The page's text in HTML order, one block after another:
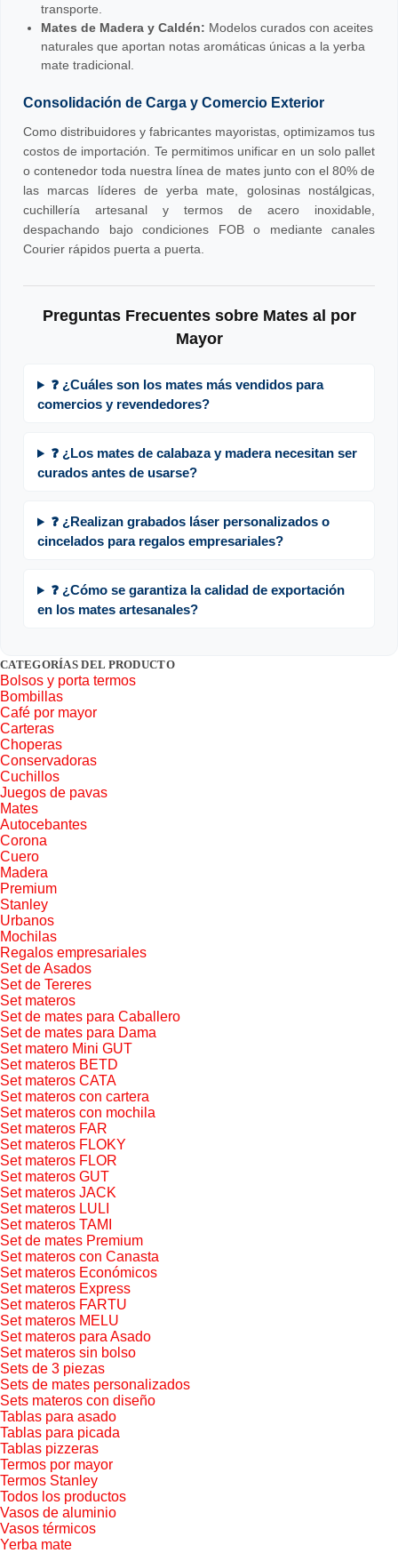
transporte.
Mates de Madera y Caldén: Modelos curados con aceites
naturales que aportan notas aromáticas únicas a la yerba
mate tradicional.
Consolidación de Carga y Comercio Exterior
Como distribuidores y fabricantes mayoristas, optimizamos tus
costos de importación. Te permitimos unificar en un solo pallet
o contenedor toda nuestra línea de mates junto con el 80% de
las marcas líderes de yerba mate, golosinas nostálgicas,
cuchillería artesanal y termos de acero inoxidable,
despachando bajo condiciones FOB o mediante canales
Courier rápidos puerta a puerta.
Preguntas Frecuentes sobre Mates al por
Mayor
❓ ¿Cuáles son los mates más vendidos para
comercios y revendedores?
❓ ¿Los mates de calabaza y madera necesitan ser
curados antes de usarse?
❓ ¿Realizan grabados láser personalizados o
cincelados para regalos empresariales?
❓ ¿Cómo se garantiza la calidad de exportación
en los mates artesanales?
CATEGORÍAS DEL PRODUCTO
Bolsos y porta termos
Bombillas
Café por mayor
Carteras
Choperas
Conservadoras
Cuchillos
Juegos de pavas
Mates
Autocebantes
Corona
Cuero
Madera
Premium
Stanley
Urbanos
Mochilas
Regalos empresariales
Set de Asados
Set de Tereres
Set materos
Set de mates para Caballero
Set de mates para Dama
Set matero Mini GUT
Set materos BETD
Set materos CATA
Set materos con cartera
Set materos con mochila
Set materos FAR
Set materos FLOKY
Set materos FLOR
Set materos GUT
Set materos JACK
Set materos LULI
Set materos TAMI
Set de mates Premium
Set materos con Canasta
Set materos Económicos
Set materos Express
Set materos FARTU
Set materos MELU
Set materos para Asado
Set materos sin bolso
Sets de 3 piezas
Sets de mates personalizados
Sets materos con diseño
Tablas para asado
Tablas para picada
Tablas pizzeras
Termos por mayor
Termos Stanley
Todos los productos
Vasos de aluminio
Vasos térmicos
Yerba mate